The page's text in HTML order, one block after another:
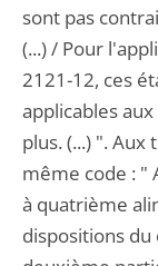
sont pas
(...) / Pour
2121-12, ces
applicables
plus. (...) ".
même code : "
à quatrième
dispositions